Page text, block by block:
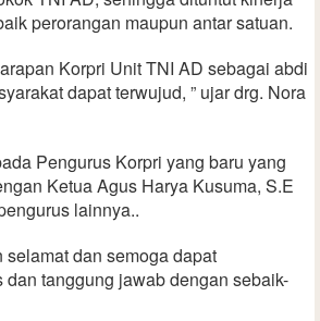
perorangan maupun antar satuan.
Korpri Unit TNI AD sebagai abdi
dapat terwujud, ” ujar drg. Nora
Pengurus Korpri yang baru yang
Ketua Agus Harya Kusuma, S.E
lainnya..
selamat dan semoga dapat
dan tanggung jawab dengan sebaik-